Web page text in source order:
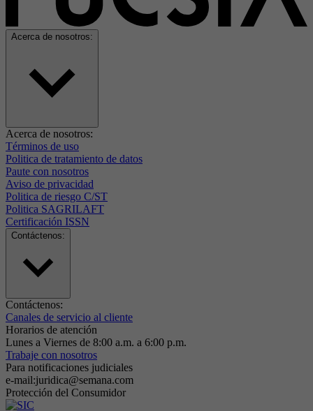
Acerca de nosotros:
Acerca de nosotros:
Términos de uso
Politica de tratamiento de datos
Paute con nosotros
Aviso de privacidad
Politica de riesgo C/ST
Politica SAGRILAFT
Certificación ISSN
Contáctenos:
Contáctenos:
Canales de servicio al cliente
Horarios de atención
Lunes a Viernes de 8:00 a.m. a 6:00 p.m.
Trabaje con nosotros
Para notificaciones judiciales
e-mail:juridica@semana.com
Protección del Consumidor